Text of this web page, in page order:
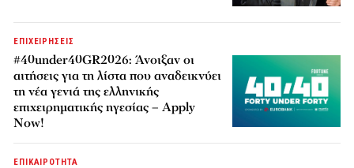
ΕΠΙΧΕΙΡΗΣΕΙΣ
#40under40GR2026: Άνοιξαν οι
αιτήσεις για τη λίστα που αναδεικνύει
τη νέα γενιά της ελληνικής
επιχειρηματικής ηγεσίας – Apply
Now!
ΕΠΙΚΑΙΡΟΤΗΤΑ